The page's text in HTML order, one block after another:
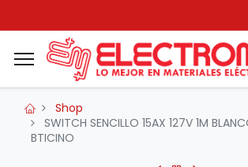
Shop
SWITCH SENCILLO 15AX 127V 1M
BTICINO